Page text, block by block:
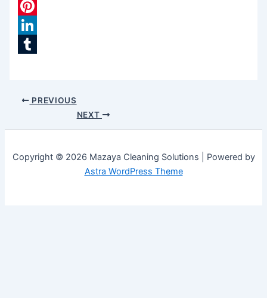
Blogger
Pinterest
LinkedIn
PREVIOUS
NEXT
Copyright © 2026 Mazaya Cleaning Solutions | Powered by
Astra WordPress Theme